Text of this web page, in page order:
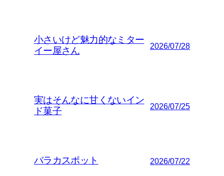
小さいけど魅力的なミター
イー屋さん
2026/07/28
実はそんなに甘くないイン
ド菓子
2026/07/25
バラカスポット 2026/07/22